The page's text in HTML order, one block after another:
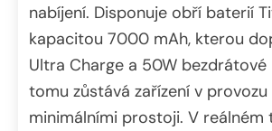
nabíjení. Disponuje obří baterií
kapacitou 7000 mAh, kterou
Ultra Charge a 50W bezdrátové
tomu zůstává zařízení v
minimálními prostoji. V reálném